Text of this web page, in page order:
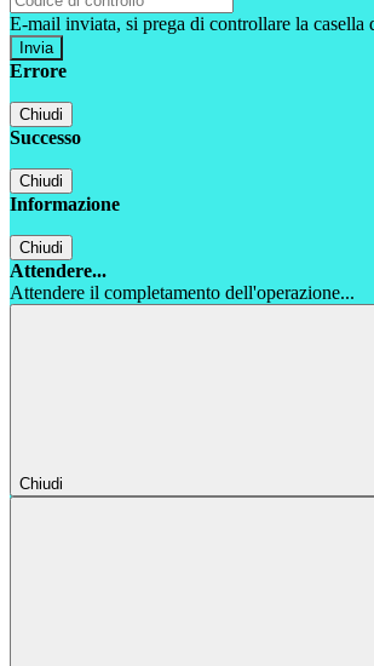
E-mail inviata, si prega di controllare la casella
Errore
Chiudi
Successo
Chiudi
Informazione
Chiudi
Attendere...
Attendere il completamento dell'operazione...
Chiudi